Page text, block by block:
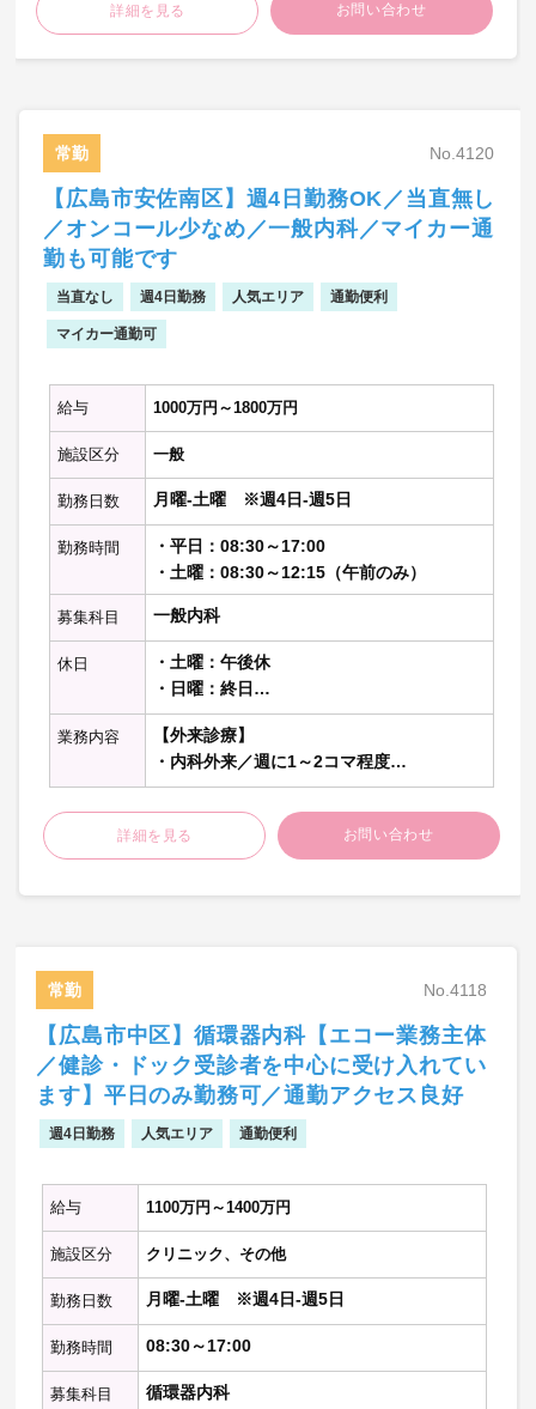
・病棟管理
詳細を見る お問い合わせ
常勤 No.4120
【広島市安佐南区】週4日勤務OK／当直無し
／オンコール少なめ／一般内科／マイカー通
勤も可能です
当直なし 週4日勤務 人気エリア 通勤便利
マイカー通勤可
給与 1000万円～1800万円
施設区分 一般
勤務日数 月曜-土曜 ※週4日-週5日
勤務時間
・平日：08:30～17:00
・土曜：08:30～12:15（午前のみ）
募集科目 一般内科
休日
・土曜：午後休
・日曜：終日
・祝日：終日
業務内容
【外来診療】
・内科外来／週に1～2コマ程度
【病棟管理】
・一般・地域包括ケア病棟／主治医として
10～15名程度
・あり（ほぼなし）
【勤務内容の補足】
・現在救急対応における救急搬送は脳外疾
患の患者で3～4台程度ですが、一般内科対
者さまの対応や近隣クリニックからの入院
歓迎いたします。
詳細を見る お問い合わせ
常勤 No.4118
【広島市中区】循環器内科【エコー業務主体
／健診・ドック受診者を中心に受け入れてい
ます】平日のみ勤務可／通勤アクセス良好
週4日勤務 人気エリア 通勤便利
給与 1100万円～1400万円
施設区分 クリニック、その他
勤務日数 月曜-土曜 ※週4日-週5日
勤務時間 08:30～17:00
募集科目 循環器内科